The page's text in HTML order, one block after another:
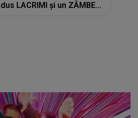
LACRIMI și un ZÂMBET